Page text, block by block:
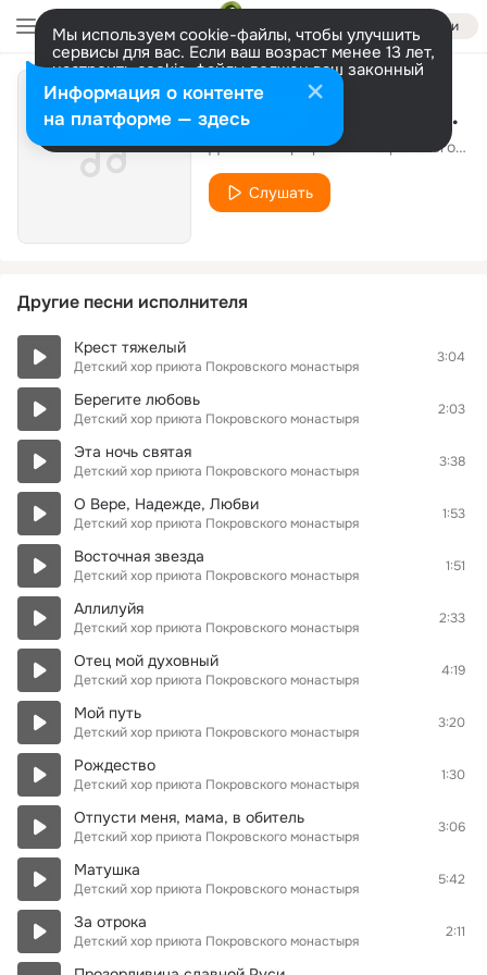
Войти
Мы используем cookie-файлы, чтобы улучшить
сервисы для вас. Если ваш возраст менее 13 лет,
настроить cookie-файлы должен ваш законный
представитель. Больше информации
Разрешить все Настроить То было в давние года
Детский хор приюта Покровского монастыря
Слушать
Другие песни исполнителя
Крест тяжелый
Детский хор приюта Покровского монастыря
3:04
Берегите любовь
Детский хор приюта Покровского монастыря
2:03
Эта ночь святая
Детский хор приюта Покровского монастыря
3:38
О Вере, Надежде, Любви
Детский хор приюта Покровского монастыря
1:53
Восточная звезда
Детский хор приюта Покровского монастыря
1:51
Аллилуйя
Детский хор приюта Покровского монастыря
2:33
Отец мой духовный
Детский хор приюта Покровского монастыря
4:19
Мой путь
Детский хор приюта Покровского монастыря
3:20
Рождество
Детский хор приюта Покровского монастыря
1:30
Отпусти меня, мама, в обитель
Детский хор приюта Покровского монастыря
3:06
Матушка
Детский хор приюта Покровского монастыря
5:42
За отрока
Детский хор приюта Покровского монастыря
2:11
Информация о контенте
на платформе — здесь